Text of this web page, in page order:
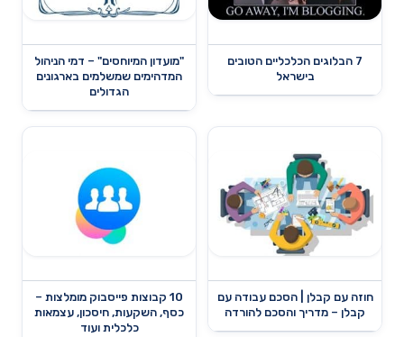
7 הבלוגים הכלכליים הטובים
בישראל
"מועדון המיוחסים" – דמי הניהול
המדהימים שמשלמים בארגונים
הגדולים
חוזה עם קבלן | הסכם עבודה עם
קבלן – מדריך והסכם להורדה
10 קבוצות פייסבוק מומלצות –
כסף, השקעות, חיסכון, עצמאות
כלכלית ועוד